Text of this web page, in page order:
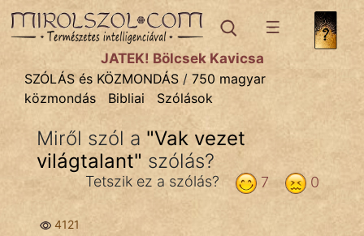
SZÓLÁS ÉS KÖZMONDÁStémák:
Bibliai
Kifejezések
Közmondások
Rímelő
JÁTÉK! Bölcsek Kavicsa
SZÓLÁS és KÖZMONDÁS / 750 magyar
közmondás
Bibliai Szólások
Miről szól a "Vak vezet
világtalant" szólás?
0
7
Tetszik ez a szólás?
4121